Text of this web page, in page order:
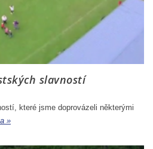
slavností
které jsme doprovázeli některými
»